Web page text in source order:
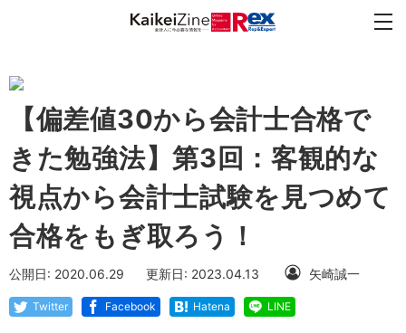
【偏差値30から会計士合格で
きた勉強法】第3回：客観的な
視点から会計士試験を見つめて
合格をもぎ取ろう！
公開日: 2020.06.29 更新日: 2023.04.13 矢崎誠一
Twitter Facebook Hatena LINE